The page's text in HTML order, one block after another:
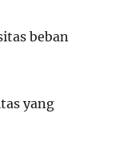
beban
yang